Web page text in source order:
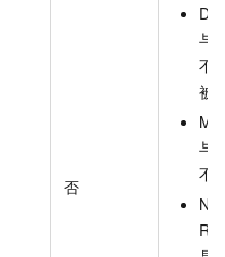
否
与
不
被
与
不